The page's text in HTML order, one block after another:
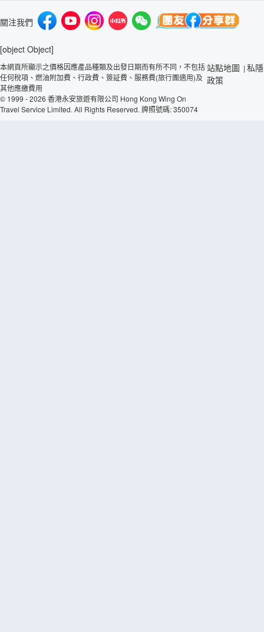
關注我們
[object Object]
本網頁所顯示之價格因應產品種類及出發日期而有所不同，不包括
任何稅項、燃油附加費、行政費、簽証費、服務費(旅行團適用)及
其他應繳費用
© 1999 - 2026 香港永安旅遊有限公司 Hong Kong Wing On
Travel Service Limited. All Rights Reserved. 牌照號碼: 350074
站點地圖 | 私隱
政策